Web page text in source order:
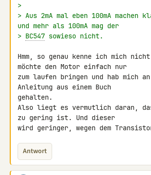
>
> Aus 2mA mal eben 100mA machen
und mehr als 100mA mag der
> BC547 sowieso nicht.
Hmm, so genau kenne ich mich
möchte den Motor einfach nur
zum laufen bringen und hab mich
Anleitung aus einem Buch
gehalten.
Also liegt es vermutlich daran,
zu gering ist. Und dieser
wird geringer, wegen dem
Antwort